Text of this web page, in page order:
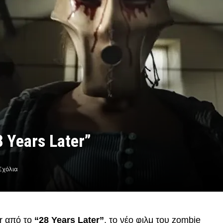
Later”
από το “28 Years Later”, το νέο φιλμ του zombie